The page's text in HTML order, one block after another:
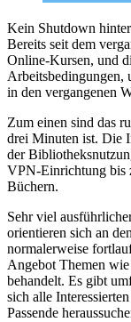
Kein Shutdown
Bereits seit dem
Online-Kursen, und
Arbeitsbedingungen,
in den vergangenen
Zum einen sind das
drei Minuten ist. Die
der
VPN-Einrichtung bis
Büchern.
Sehr viel
orientieren sich an
normalerweise
Angebot Themen
behandelt. Es gibt
sich alle
Passende